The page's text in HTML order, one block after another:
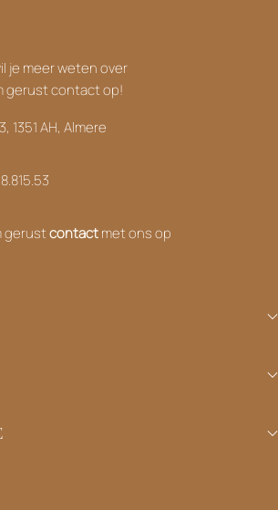
je meer weten over
gerust contact op!
1351 AH, Almere
gerustcontactmet ons op